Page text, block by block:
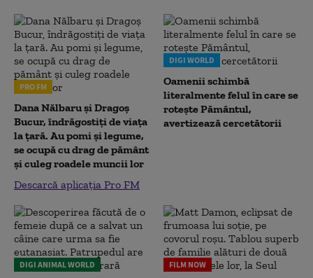
PRO FM
Dana Nălbaru și Dragoș
Bucur, îndrăgostiți de viața
la țară. Au pomi și legume,
se ocupă cu drag de pământ
și culeg roadele muncii lor
Descarcă aplicația Pro FM
DIGI WORLD
Oamenii schimbă
literalmente felul în care se
rotește Pământul,
avertizează cercetătorii
DIGI ANIMAL WORLD FILM NOW